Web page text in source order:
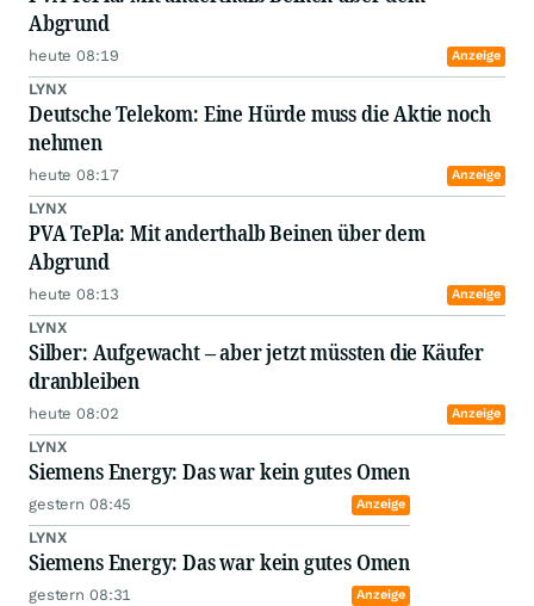
Abgrund
heute 08:19 Anzeige
LYNX
Deutsche Telekom: Eine Hürde muss die Aktie noch
nehmen
heute 08:17 Anzeige
LYNX
PVA TePla: Mit anderthalb Beinen über dem
Abgrund
heute 08:13 Anzeige
LYNX
Silber: Aufgewacht – aber jetzt müssten die Käufer
dranbleiben
heute 08:02 Anzeige
LYNX
Siemens Energy: Das war kein gutes Omen
gestern 08:45 Anzeige
LYNX
Siemens Energy: Das war kein gutes Omen
gestern 08:31 Anzeige